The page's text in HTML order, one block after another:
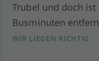
Trubel und doch
Busminuten
WIR LIEGEN RICHTIG